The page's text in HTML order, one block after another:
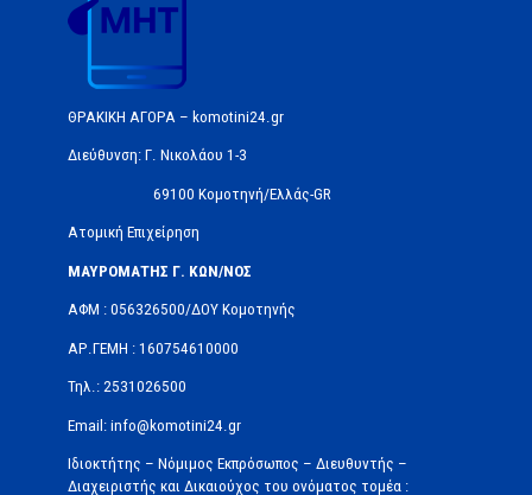
ΘΡΑΚΙΚΗ ΑΓΟΡΑ – komotini24.gr
Διεύθυνση: Γ. Νικολάου 1-3
69100 Κομοτηνή/Ελλάς-GR
Ατομική Επιχείρηση
ΜΑΥΡΟΜΑΤΗΣ Γ. ΚΩΝ/ΝΟΣ
ΑΦΜ : 056326500/ΔOΥ Κομοτηνής
ΑΡ.ΓΕΜΗ : 160754610000
Τηλ.: 2531026500
Email: info@komotini24.gr
Ιδιοκτήτης – Νόμιμος Εκπρόσωπος – Διευθυντής –
Διαχειριστής και Δικαιούχος του ονόματος τομέα :